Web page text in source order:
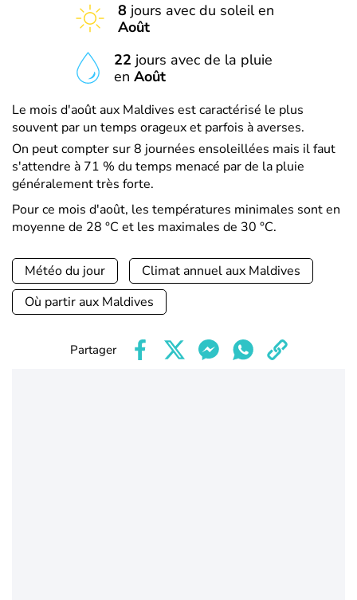
8 jours avec du soleil en
Août
22 jours avec de la pluie
enAoût
Le mois d'août aux Maldives est caractérisé le plus
souvent par un temps orageux et parfois à averses.
On peut compter sur 8 journées ensoleillées mais il faut
s'attendre à 71 % du temps menacé par de la pluie
généralement très forte.
Pour ce mois d'août, les températures minimales sont en
moyenne de 28 °C et les maximales de 30 °C.
Météo du jour
Climat annuel aux Maldives
Où partir aux Maldives
Partager